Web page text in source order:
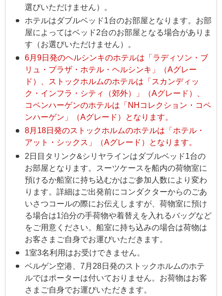
選びいただけません）。
ホテルはダブルベッド1台のお部屋となります。お部
屋によってはベッド2台のお部屋となる場合がありま
す（お選びいただけません）。
6月9日発のヘルシンキのホテルは「ラディソン・ブ
リュ・プラザ・ホテル・ヘルシンキ」（Aグレー
ド）、ストックホルムのホテルは「スカンディッ
ク・インフラ・シティ（郊外）」（Aグレード）、
コペンハーゲンのホテルは「NHコレクション・コペ
ンハーゲン」（Aグレード）となります。
8月18日発のストックホルムのホテルは「ホテル・
アット・シックス」（Aグレード）となります。
2日目タリンク&シリヤラインはダブルベッド1台の
お部屋となります。スーツケースを船内の荷物室に
預けるか船室に持ち込むかはご参加人数により変わ
ります。詳細はご出発前にコンダクターからのごあ
いさつコールの際にお伝えしますが、荷物室に預け
る場合は1泊分の手荷物や着替えを入れるバッグなど
をご用意ください。船室に持ち込みの場合は荷物は
お客さまご自身でお運びいただきます。
1室3名利用はお受けできません。
ベルゲン空港、7月28日発のストックホルムのホテ
ルではポーターは付いておりません。お荷物はお客
さまご自身でお運びいただきます。